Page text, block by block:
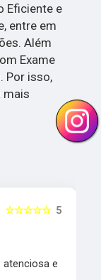
Eficiente e
entre em
Além
Exame
Por isso,
mais
5
☆☆☆☆☆
atenciosa e